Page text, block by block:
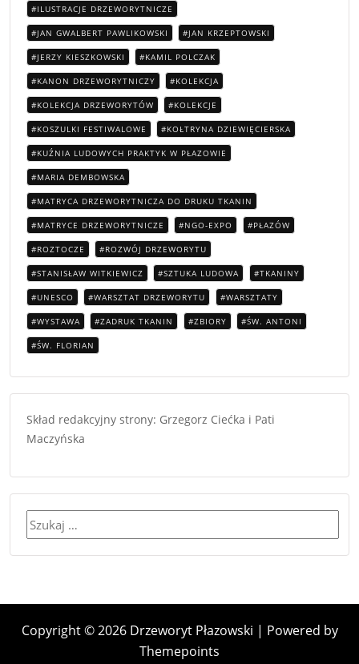
ILUSTRACJE DRZEWORYTNICZE
JAN GWALBERT PAWLIKOWSKI JAN KRZEPTOWSKI
JERZY KIESZKOWSKI KAMIL POLCZAK
KANON DRZEWORYTNICZY KOLEKCJA
KOLEKCJA DRZEWORYTÓW KOLEKCJE
KOSZULKI FESTIWALOWE KOŁTRYNA DZIEWIĘCIERSKA
KUŹNIA LUDOWYCH PRAKTYK W PŁAZOWIE
MARIA DEMBOWSKA
MATRYCA DRZEWORYTNICZA DO DRUKU TKANIN
MATRYCE DRZEWORYTNICZE NGO-EXPO PŁAZÓW
ROZTOCZE ROZWÓJ DRZEWORYTU
STANISŁAW WITKIEWICZ SZTUKA LUDOWA TKANINY
UNESCO WARSZTAT DRZEWORYTU WARSZTATY
WYSTAWA ZADRUK TKANIN ZBIORY ŚW. ANTONI
ŚW. FLORIAN
Skład redakcyjny strony: Grzegorz Ciećka i Pati
Maczyńska
Szukaj:
Copyright © 2026 Drzeworyt Płazowski | Powered by
Themepoints